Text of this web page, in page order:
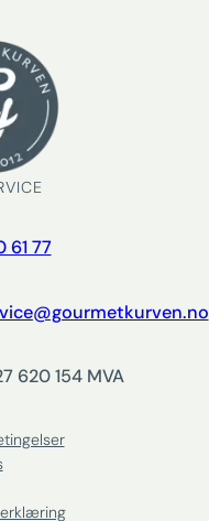
61 77
620 154 MVA